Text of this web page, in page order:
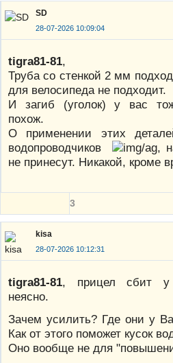
SD
28-07-2026 10:09:04
tigra81-81,
Труба со стенкой 2 мм
для велосипеда не подходит.
И загиб (уголок) у вас
похож.
О применении этих
водопроводчиков
,
не принесут. Никакой, кроме
3
kisa
28-07-2026 10:12:31
tigra81-81, прицел сбит у
неясно.
Зачем усилить? Где они у
Как от этого поможет кусок
Оно вообще не для